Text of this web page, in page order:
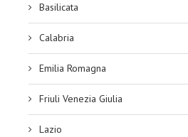
Basilicata
Calabria
Emilia Romagna
Friuli Venezia Giulia
Lazio